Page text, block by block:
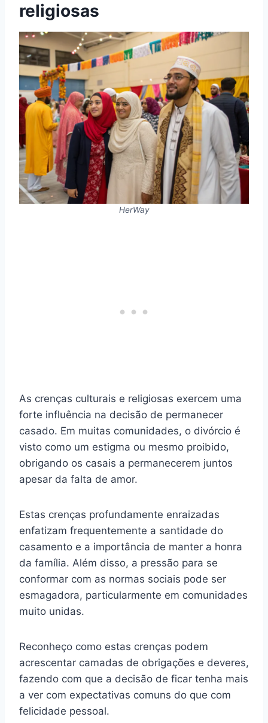
religiosas
HerWay
As crenças culturais e religiosas exercem uma
forte influência na decisão de permanecer
casado. Em muitas comunidades, o divórcio é
visto como um estigma ou mesmo proibido,
obrigando os casais a permanecerem juntos
apesar da falta de amor.
Estas crenças profundamente enraizadas
enfatizam frequentemente a santidade do
casamento e a importância de manter a honra
da família. Além disso, a pressão para se
conformar com as normas sociais pode ser
esmagadora, particularmente em comunidades
muito unidas.
Reconheço como estas crenças podem
acrescentar camadas de obrigações e deveres,
fazendo com que a decisão de ficar tenha mais
a ver com expectativas comuns do que com
felicidade pessoal.